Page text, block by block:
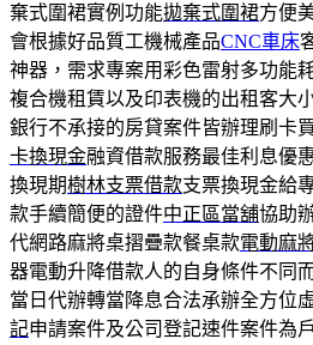
棄式圍裙實例功能拋棄式圍裙方便
會根據好品質工機械產品CNC車床
神器，需求專案用彩色雷射多功能
複合機租賃以及印表機的出租客大
銀行不承接的房貸案件皆辦理刷卡
卡換現金融資借款服務最佳利息優
換現期樹林支票借款支票換現金給
款手續簡便的證件中正區當舖協助
代網路麻將桌摺疊款餐桌款電動麻
器電動升降借款人的自身條件不同
當日代辦轉當降息合法承辦全方位
記申請案件及公司登記速件案件為